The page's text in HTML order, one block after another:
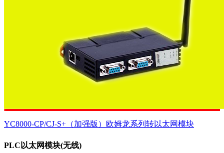
YC8000-CP/CJ-S+（加强版）欧姆龙系列转以太网模块
PLC以太网模块(无线)